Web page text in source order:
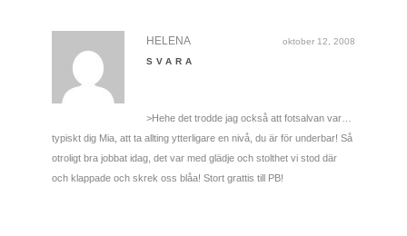
oktober 12, 2008
HELENA
SVARA
>Hehe det trodde jag också att fotsalvan var…
typiskt dig Mia, att ta allting ytterligare en nivå, du är för underbar! Så
otroligt bra jobbat idag, det var med glädje och stolthet vi stod där
och klappade och skrek oss blåa! Stort grattis till PB!